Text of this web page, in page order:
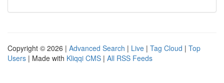
Copyright © 2026 | Advanced Search | Live | Tag Cloud | Top
Users | Made with Kliqqi CMS | All RSS Feeds